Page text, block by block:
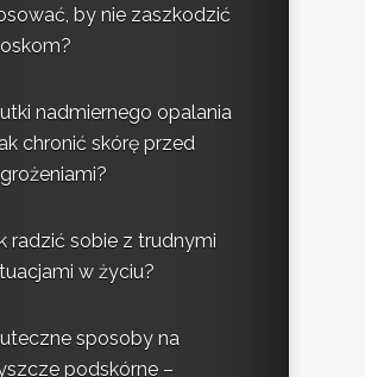
by nie zaszkodzić
nadmiernego opalania
chronić skórę przed
radzić sobie z trudnymi
w życiu?
sposoby na
podskórne –